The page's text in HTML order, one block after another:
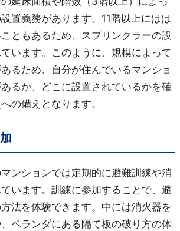
置義務があります。11階以上にはは
ともあるため、スプリンクラーの設
います。このように、規模によって
るため、自分が住んでいるマンショ
るか、どこに設置されているかを確
の備えとなります。
ンションでは定期的に避難訓練や消
います。訓練に参加することで、避
法を体験できます。中には消火器を
ベランダにある隔て板の破り方の体